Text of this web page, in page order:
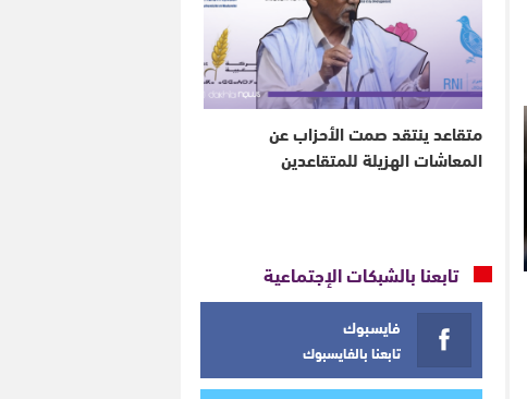
متقاعد ينتقد صمت الأحزاب عن
المعاشات الهزيلة للمتقاعدين
تابعنا بالشبكات الإجتماعية
فايسبوك
تابعنا بالفايسبوك